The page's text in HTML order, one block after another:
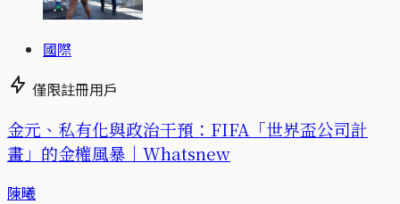
國際
僅限註冊用戶
金元、私有化與政治干預：FIFA「世界盃公司計
畫」的金權風暴｜Whatsnew
陳曦